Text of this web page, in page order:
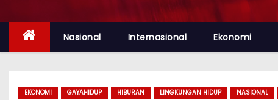
Nasional Internasional Ekonomi
EKONOMI GAYAHIDUP HIBURAN LINGKUNGAN HIDUP NASIONAL